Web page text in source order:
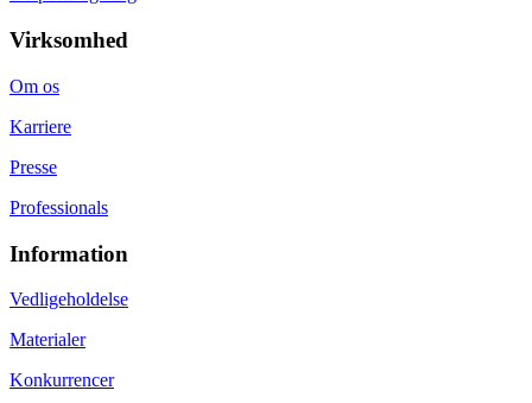
Virksomhed
Om os
Karriere
Presse
Professionals
Information
Vedligeholdelse
Materialer
Konkurrencer